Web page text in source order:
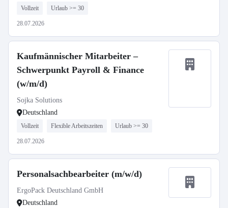
Vollzeit Urlaub >= 30
28.07.2026
Kaufmännischer Mitarbeiter –
Schwerpunkt Payroll & Finance
(w/m/d)
Sojka Solutions
Deutschland
Vollzeit Flexible Arbeitszeiten Urlaub >= 30
28.07.2026
Personalsachbearbeiter (m/w/d)
ErgoPack Deutschland GmbH
Deutschland